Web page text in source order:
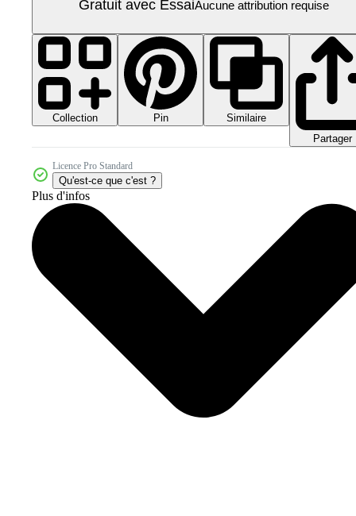
Gratuit avec EssaiAucune attribution requise
Collection Pin
Similaire
Partager
Licence Pro Standard
Qu'est-ce que c'est ?
Plus d'infos